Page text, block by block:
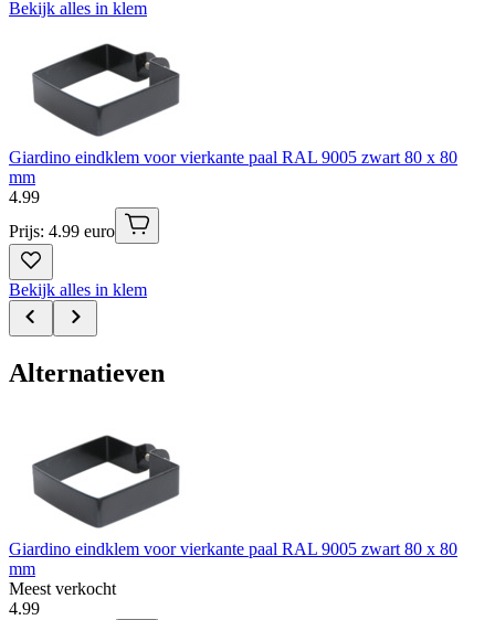
Bekijk alles in klem
Giardino eindklem voor vierkante paal RAL 9005 zwart 80 x 80
mm
4.99
Prijs: 4.99 euro
Bekijk alles in klem
Alternatieven
Giardino eindklem voor vierkante paal RAL 9005 zwart 80 x 80
mm
Meest verkocht
4.99